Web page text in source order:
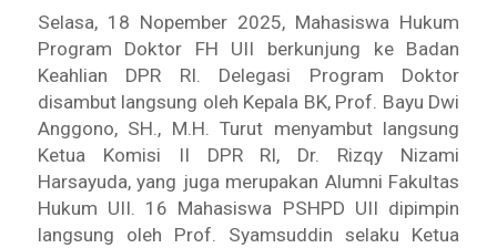
Selasa, 18 Nopember 2025, Mahasiswa Hukum
Program Doktor FH UII berkunjung ke Badan
Keahlian DPR RI. Delegasi Program Doktor
disambut langsung oleh Kepala BK, Prof. Bayu Dwi
Anggono, SH., M.H. Turut menyambut langsung
Ketua Komisi II DPR RI, Dr. Rizqy Nizami
Harsayuda, yang juga merupakan Alumni Fakultas
Hukum UII. 16 Mahasiswa PSHPD UII dipimpin
langsung oleh Prof. Syamsuddin selaku Ketua